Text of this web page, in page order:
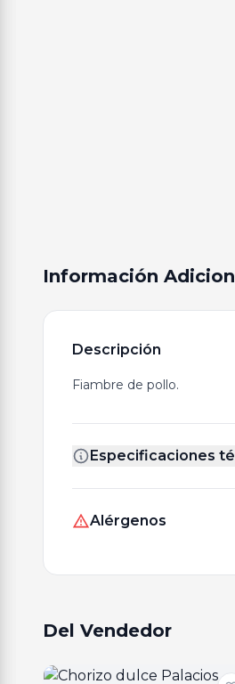
Información
Descripción
Fiambre de pollo.
Especificaciones
Alérgenos
Del Vendedor